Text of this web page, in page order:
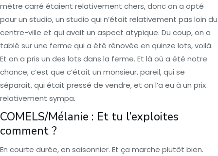
mètre carré étaient relativement chers, donc on a opté
pour un studio, un studio qui n’était relativement pas loin du
centre-ville et qui avait un aspect atypique. Du coup, on a
tablé sur une ferme qui a été rénovée en quinze lots, voilà.
Et on a pris un des lots dans la ferme. Et là où a été notre
chance, c’est que c’était un monsieur, pareil, qui se
séparait, qui était pressé de vendre, et on l’a eu à un prix
relativement sympa.
COMELS/Mélanie : Et tu l’exploites
comment ?
En courte durée, en saisonnier. Et ça marche plutôt bien.